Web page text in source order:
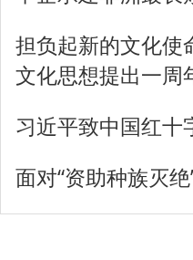
担负起新的文化
文化思想提出一周
习近平致中国红十
面对“资助种族灭